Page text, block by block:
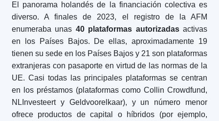
El panorama holandés de la financiación colectiva es
diverso. A finales de 2023, el registro de la AFM
enumeraba unas 40 plataformas autorizadasactivas
en los Países Bajos. De ellas, aproximadamente 19
tienen su sede en los Países Bajos y 21 son plataformas
extranjeras con pasaporte en virtud de las normas de la
UE. Casi todas las principales plataformas se centran
en los préstamos (plataformas como Collin Crowdfund,
NLInvesteert y Geldvoorelkaar), y un número menor
ofrece productos de capital o híbridos (por ejemplo,